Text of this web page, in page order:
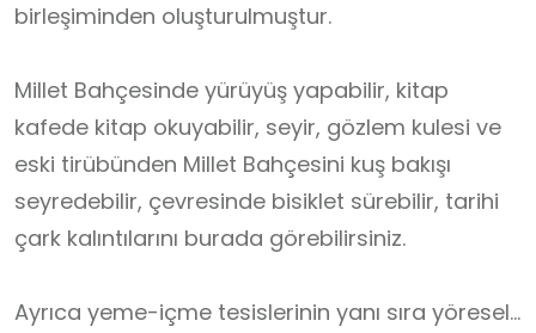
birleşiminden oluşturulmuştur.
Millet Bahçesinde yürüyüş yapabilir, kitap
kafede kitap okuyabilir, seyir, gözlem kulesi ve
eski tirübünden Millet Bahçesini kuş bakışı
seyredebilir, çevresinde bisiklet sürebilir, tarihi
çark kalıntılarını burada görebilirsiniz.
Ayrıca yeme-içme tesislerinin yanı sıra yöresel